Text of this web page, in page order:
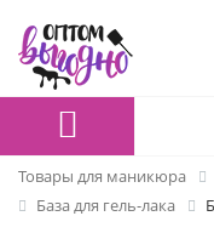
Товары для маникюра
База для гель-лака